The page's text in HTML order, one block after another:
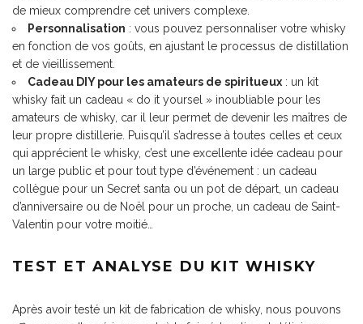
de mieux comprendre cet univers complexe.
Personnalisation : vous pouvez personnaliser votre whisky
en fonction de vos goûts, en ajustant le processus de distillation
et de vieillissement.
Cadeau DIY pour les amateurs de spiritueux : un kit
whisky fait un cadeau « do it yoursel » inoubliable pour les
amateurs de whisky, car il leur permet de devenir les maîtres de
leur propre distillerie. Puisqu’il s’adresse à toutes celles et ceux
qui apprécient le whisky, c’est une excellente idée cadeau pour
un large public et pour tout type d’événement : un cadeau
collègue pour un Secret santa ou un pot de départ, un cadeau
d’anniversaire ou de Noël pour un proche, un cadeau de Saint-
Valentin pour votre moitié…
TEST ET ANALYSE DU KIT WHISKY
Après avoir testé un kit de fabrication de whisky, nous pouvons